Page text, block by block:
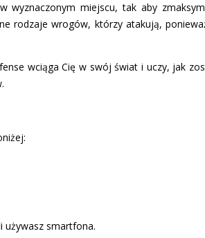
wyznaczonym miejscu, tak aby
rodzaje wrogów, którzy atakują,
wciąga Cię w swój świat i uczy, jak
używasz smartfona.